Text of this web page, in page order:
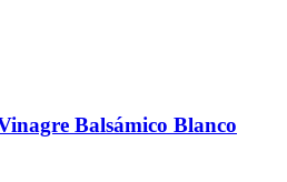
Balsámico Blanco